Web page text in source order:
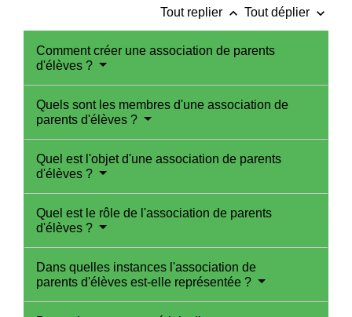
Tout replier keyboard_arrow_up Tout déplier keyboard_arrow_down
Comment créer une association de parents
d'élèves ?
Quels sont les membres d'une association de
parents d'élèves ?
Quel est l'objet d'une association de parents
d'élèves ?
Quel est le rôle de l'association de parents
d'élèves ?
Dans quelles instances l'association de
parents d'élèves est-elle représentée ?